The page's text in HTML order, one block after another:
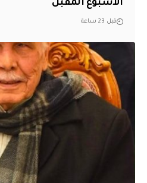
الأسبوع المقبل
قبل 23 ساعة